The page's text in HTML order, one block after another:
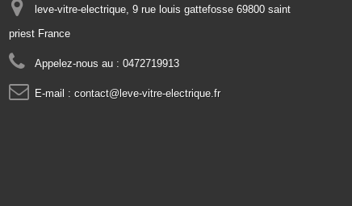
leve-vitre-electrique, 9 rue louis gattefosse 69800 saint
priest France
Appelez-nous au : 0472719913
E-mail : contact@leve-vitre-electrique.fr